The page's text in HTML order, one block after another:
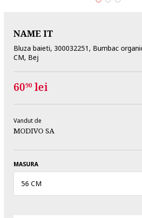
NAME IT
Bluza baieti, 300032251, Bumbac
CM, Bej
6090 lei
Vandut de
MODIVO SA
MASURA
56 CM